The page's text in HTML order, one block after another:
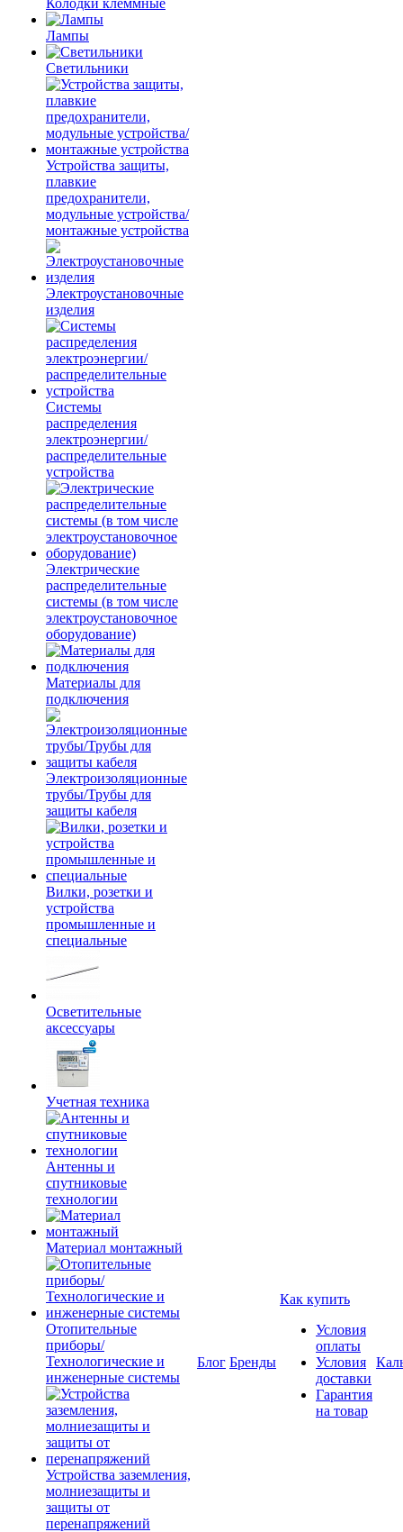
Колодки клеммные
Лампы
Светильники
Устройства защиты,
плавкие
предохранители,
модульные устройства/
монтажные устройства
Электроустановочные
изделия
Системы
распределения
электроэнергии/
распределительные
устройства
Электрические
распределительные
системы (в том числе
электроустановочное
оборудование)
Материалы для
подключения
Электроизоляционные
трубы/Трубы для
защиты кабеля
Вилки, розетки и
устройства
промышленные и
специальные
Осветительные
аксессуары
Учетная техника
Антенны и
спутниковые
технологии
Материал монтажный
Отопительные
приборы/
Технологические и
инженерные системы
Устройства заземления,
молниезащиты и
защиты от
перенапряжений
Блог Бренды
Как купить
Условия
оплаты
Условия
доставки
Гарантия
на товар